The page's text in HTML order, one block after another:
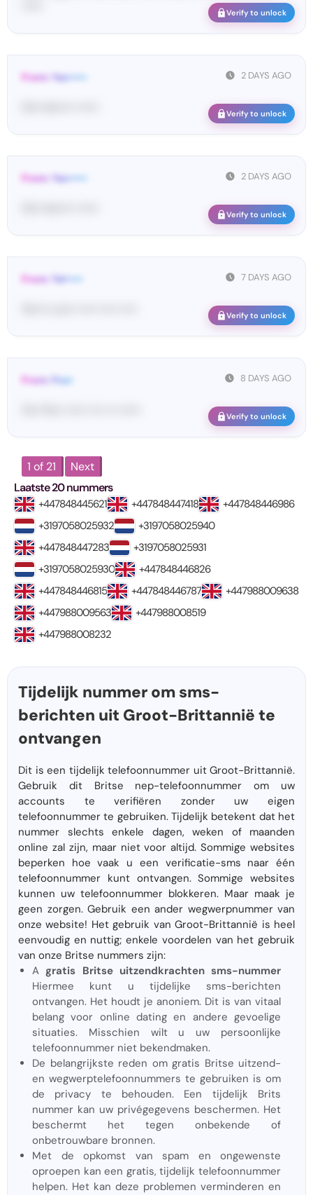
Verify to unlock
2 DAYS AGO
From: Yan•••••
Verify to unlock
2 DAYS AGO
From: Yan•••••
Verify to unlock
7 DAYS AGO
From: Tel•••••
Verify to unlock
8 DAYS AGO
From: Pos•
Verify to unlock
1 of 21
Next
Laatste 20 nummers
+447848445621 +447848447418
+447848446986
+3197058025932
+3197058025940
+447848447283
+3197058025931
+3197058025930
+447848446826
+447848446815
+447848446787
+447988009638
+447988009563
+447988008519
+447988008232
Tijdelijk nummer om sms-
berichten uit Groot-Brittannië te
ontvangen
Dit is een tijdelijk telefoonnummer uit Groot-Brittannië.
Gebruik dit Britse nep-telefoonnummer om uw
accounts te verifiëren zonder uw eigen
telefoonnummer te gebruiken. Tijdelijk betekent dat het
nummer slechts enkele dagen, weken of maanden
online zal zijn, maar niet voor altijd. Sommige websites
beperken hoe vaak u een verificatie-sms naar één
telefoonnummer kunt ontvangen. Sommige websites
kunnen uw telefoonnummer blokkeren. Maar maak je
geen zorgen. Gebruik een ander wegwerpnummer van
onze website! Het gebruik van Groot-Brittannië is heel
eenvoudig en nuttig; enkele voordelen van het gebruik
van onze Britse nummers zijn:
Agratis Britse uitzendkrachten sms-nummer
Hiermee kunt u tijdelijke sms-berichten
ontvangen. Het houdt je anoniem. Dit is van vitaal
belang voor online dating en andere gevoelige
situaties. Misschien wilt u uw persoonlijke
telefoonnummer niet bekendmaken.
De belangrijkste reden om gratis Britse uitzend-
en wegwerptelefoonnummers te gebruiken is om
de privacy te behouden. Een tijdelijk Brits
nummer kan uw privégegevens beschermen. Het
beschermt het tegen onbekende of
onbetrouwbare bronnen.
Met de opkomst van spam en ongewenste
oproepen kan een gratis, tijdelijk telefoonnummer
helpen. Het kan deze problemen verminderen en